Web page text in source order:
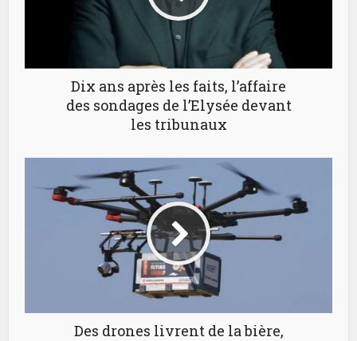
Dix ans après les faits, l’affaire
des sondages de l’Elysée devant
les tribunaux
Des drones livrent de la bière,